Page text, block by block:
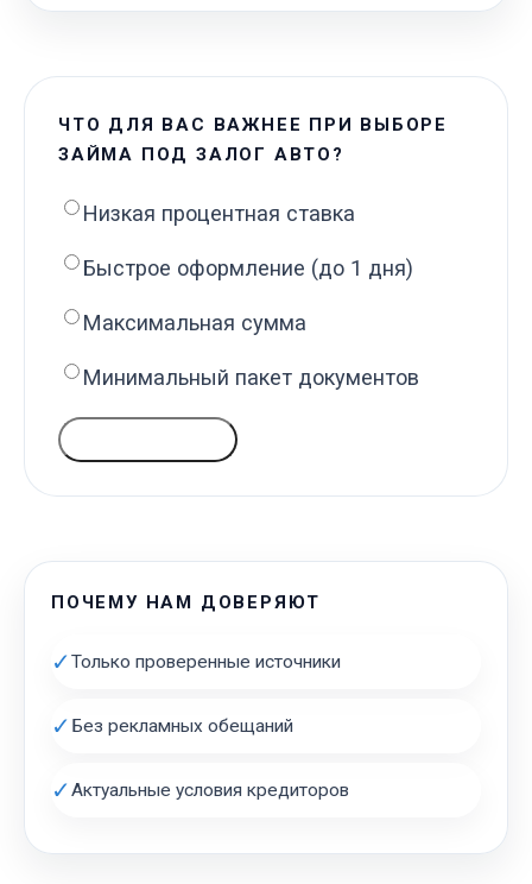
ЧТО ДЛЯ ВАС ВАЖНЕЕ ПРИ ВЫБОРЕ
ЗАЙМА ПОД ЗАЛОГ АВТО?
Низкая процентная ставка
Быстрое оформление (до 1 дня)
Максимальная сумма
Минимальный пакет документов
ПОЧЕМУ НАМ ДОВЕРЯЮТ
✓Только проверенные источники
✓ Без рекламных обещаний
✓Актуальные условия кредиторов